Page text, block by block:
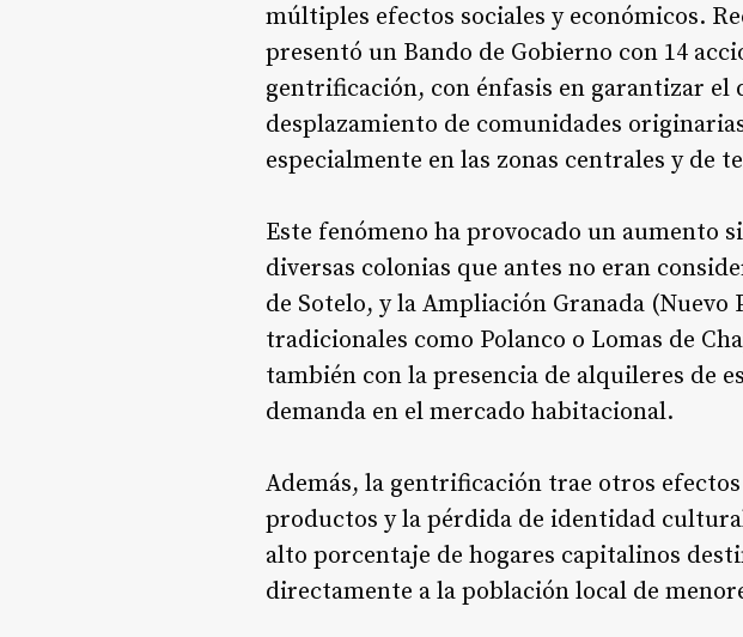
múltiples efectos sociales y económicos.
presentó un Bando de Gobierno con 14
gentrificación, con énfasis en garantizar el
desplazamiento de comunidades
especialmente en las zonas centrales y de
Este fenómeno ha provocado un aumento
diversas colonias que antes no eran
de Sotelo, y la Ampliación Granada (Nuevo
tradicionales como Polanco o Lomas de
también con la presencia de alquileres de
demanda en el mercado habitacional.
Además, la gentrificación trae otros
productos y la pérdida de identidad
alto porcentaje de hogares capitalinos
directamente a la población local de